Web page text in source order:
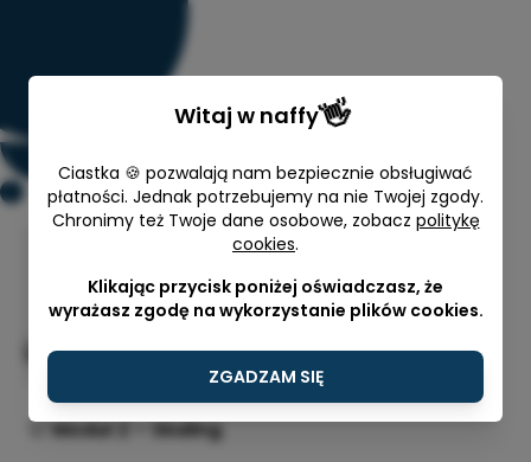
System skutecznej higienizacji -
Moduł 2 - Mistrzowski skaling
Danuta Rozmarynowska
🦷Moduł 2 – Skaling
Witaj w naffy👋
Ciastka 🍪 pozwalają nam bezpiecznie obsługiwać
płatności. Jednak potrzebujemy na nie Twojej zgody.
Chronimy też Twoje dane osobowe, zobacz politykę
cookies.
Klikając przycisk poniżej oświadczasz, że
wyrażasz zgodę na wykorzystanie plików cookies.
ZGADZAM SIĘ